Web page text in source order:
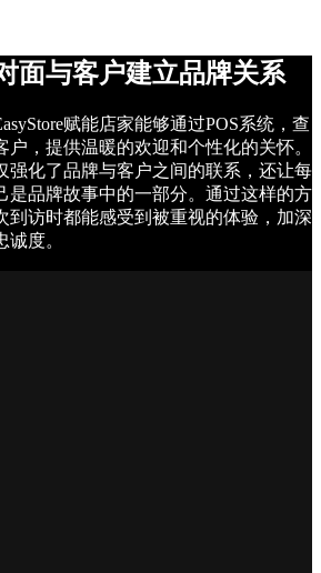
面与客户建立品牌关系
赋能店家能够通过POS系统，查
，提供温暖的欢迎和个性化的关怀。
强化了品牌与客户之间的联系，还让每
是品牌故事中的一部分。通过这样的方
到访时都能感受到被重视的体验，加深
度。